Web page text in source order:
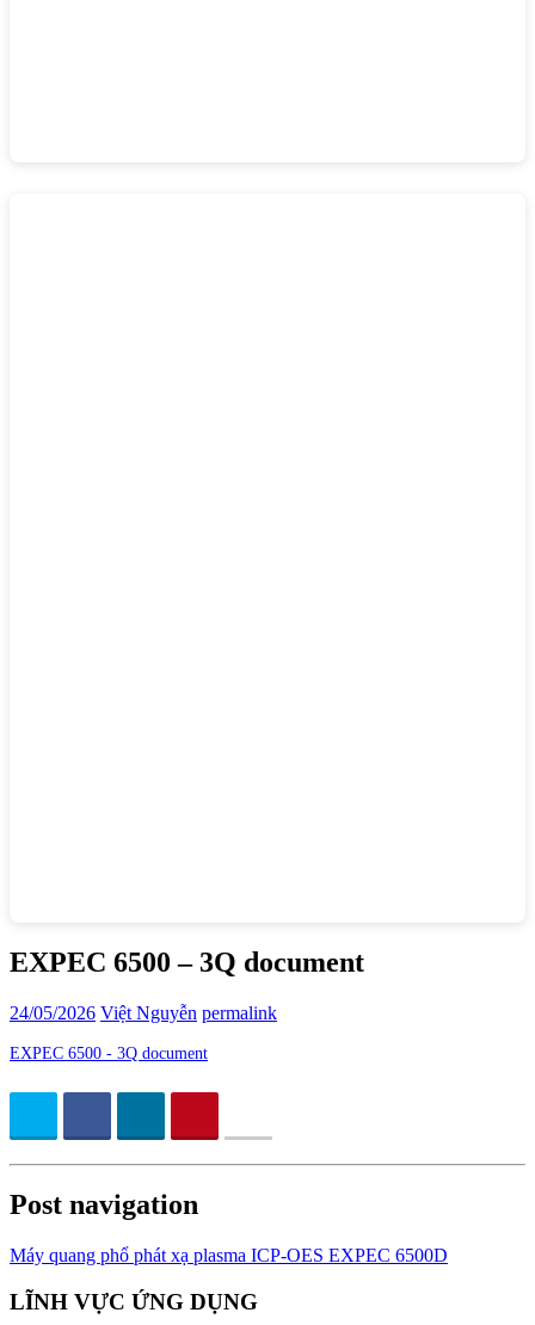
EXPEC 6500 – 3Q document
24/05/2026 Việt Nguyễn permalink
EXPEC 6500 - 3Q document
Post navigation
Máy quang phổ phát xạ plasma ICP-OES EXPEC 6500D
LĨNH VỰC ỨNG DỤNG